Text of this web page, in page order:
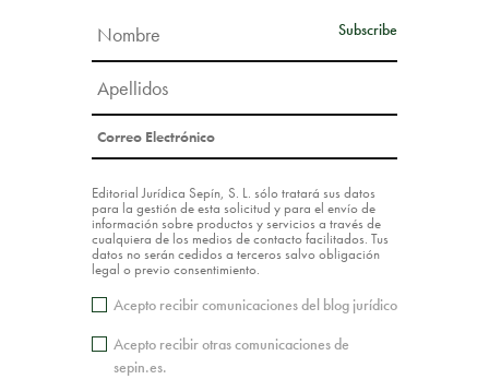
Editorial Jurídica Sepín, S. L. sólo tratará sus datos
para la gestión de esta solicitud y para el envío de
información sobre productos y servicios a través de
cualquiera de los medios de contacto facilitados. Tus
datos no serán cedidos a terceros salvo obligación
legal o previo consentimiento.
Acepto recibir comunicaciones del blog jurídico
Acepto recibir otras comunicaciones de
sepin.es.